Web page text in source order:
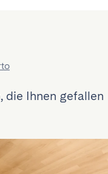
die Ihnen gefallen